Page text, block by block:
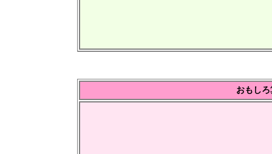
おもし